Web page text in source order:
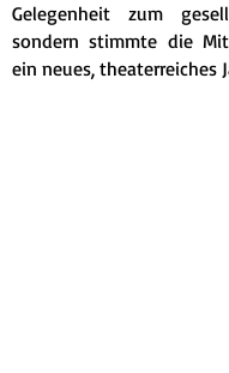
Gelegenheit zum
sondern stimmte die
ein neues, theaterreiches